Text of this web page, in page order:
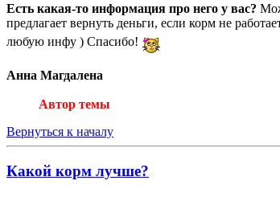
Есть какая-то информация про него у вас?
предлагает вернуть деньги, если корм не
любую инфу ) Спасибо!
Анна Магдалена
Автор темы
Вернуться к началу
Какой корм лучше?